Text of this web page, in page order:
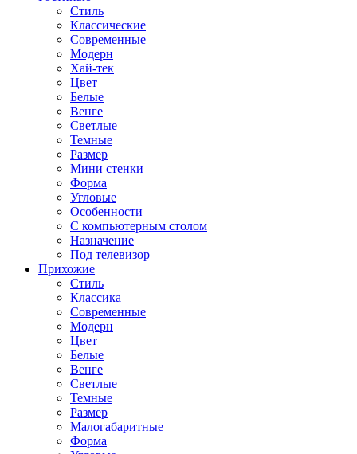
Стиль
Классические
Современные
Модерн
Хай-тек
Цвет
Белые
Венге
Светлые
Темные
Размер
Мини стенки
Форма
Угловые
Особенности
С компьютерным столом
Назначение
Под телевизор
Прихожие
Стиль
Классика
Современные
Модерн
Цвет
Белые
Венге
Светлые
Темные
Размер
Малогабаритные
Форма